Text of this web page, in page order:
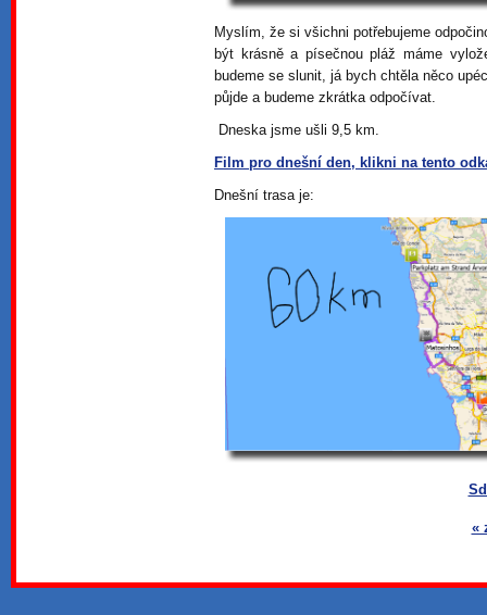
Myslím, že si všichni potřebujeme
být krásně a písečnou pláž máme
budeme se slunit, já bych chtěla něco
půjde a budeme zkrátka odpočívat.
Dneska jsme ušli 9,5 km.
Film pro dnešní den, klikni na tento
Dnešní trasa je:
«